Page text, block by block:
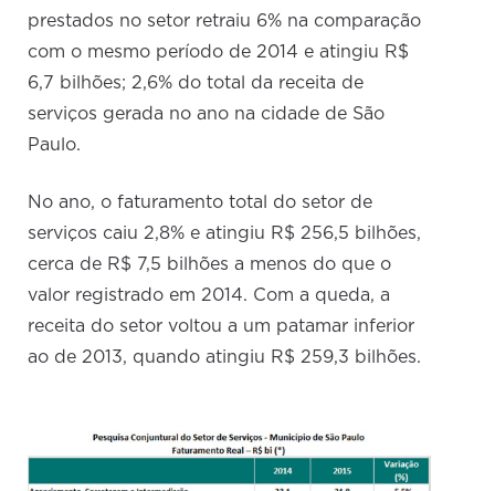
Conselho de Sustentabilidade
Conselho de Comércio Eletrônico
prestados no setor retraiu 6% na comparação
com o mesmo período de 2014 e atingiu R$
6,7 bilhões; 2,6% do total da receita de
serviços gerada no ano na cidade de São
Paulo.
No ano, o faturamento total do setor de
serviços caiu 2,8% e atingiu R$ 256,5 bilhões,
cerca de R$ 7,5 bilhões a menos do que o
valor registrado em 2014. Com a queda, a
receita do setor voltou a um patamar inferior
ao de 2013, quando atingiu R$ 259,3 bilhões.